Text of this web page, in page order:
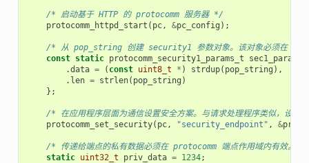
/* 启动基于 HTTP 的 protocomm 服务器 */
protocomm_httpd_start ( pc, &pc_config );
/* 从 pop_string 创建 security1 参数对象。该对象必须在
const static protocomm_security1_params_t sec1_params
.data = ( const uint8_t * ) strdup( pop_string ),
. len = strlen( pop_string )
};
/* 在应用程序层面为通信设置安全方案。与请求处理程序类似，设
protocomm_set_security( pc, "security_endpoint" , &
/* 传递给端点的私有数据必须在 protocomm 端点作用域内有效。该
static uint32_t priv_data = 1234;